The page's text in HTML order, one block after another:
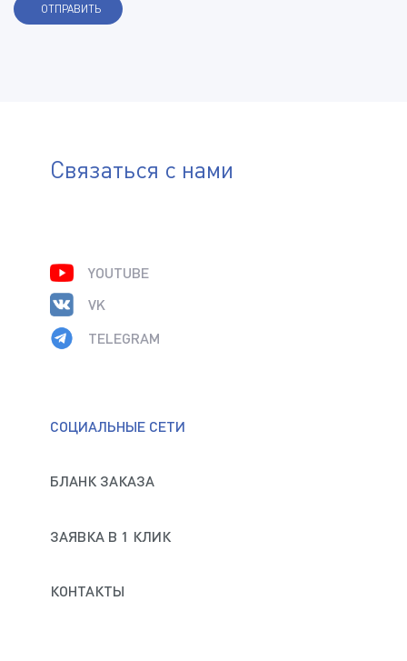
Связаться с нами
СОЦИАЛЬНЫЕ СЕТИ
БЛАНК ЗАКАЗА
ЗАЯВКА В 1 КЛИК
КОНТАКТЫ
YOUTUBE
VK
TELEGRAM